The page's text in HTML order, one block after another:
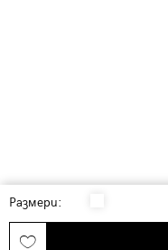
Размери: